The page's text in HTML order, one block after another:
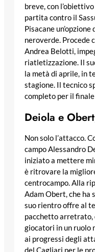
breve, con
partita contro il
Pisacane
neroverde. Procede
Andrea Belotti,
riatletizzazione. Il
la metà di aprile, in
stagione. Il tecnico
completo per il
Deiola e
Non solo l’attacco.
campo Alessandro
iniziato a mettere
è ritrovare la
centrocampo. Alla
Adam Obert, che ha
suo rientro offre al
pacchetto
giocatori in un ruolo
ai progressi degli
del Cagliari per le